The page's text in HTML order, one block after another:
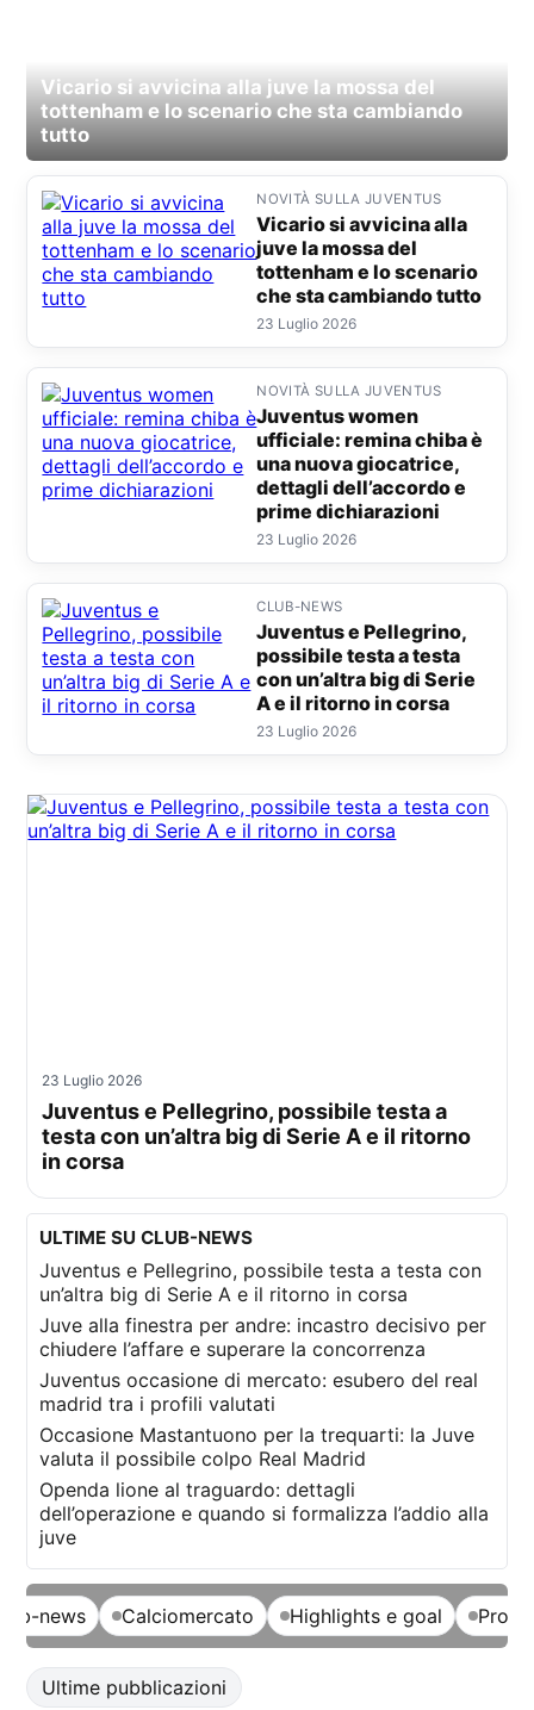
Vicario si avvicina alla juve la mossa del
tottenham e lo scenario che sta cambiando
tutto
NOVITÀ SULLA JUVENTUS
Vicario si avvicina alla
juve la mossa del
tottenham e lo scenario
che sta cambiando tutto
23 Luglio 2026
NOVITÀ SULLA JUVENTUS
Juventus women
ufficiale: remina chiba è
una nuova giocatrice,
dettagli dell’accordo e
prime dichiarazioni
23 Luglio 2026
CLUB-NEWS
Juventus e Pellegrino,
possibile testa a testa
con un’altra big di Serie
A e il ritorno in corsa
23 Luglio 2026
23 Luglio 2026
Juventus e Pellegrino, possibile testa a
testa con un’altra big di Serie A e il ritorno
in corsa
ULTIME SU CLUB-NEWS
Juventus e Pellegrino, possibile testa a testa con
un’altra big di Serie A e il ritorno in corsa
Juve alla finestra per andre: incastro decisivo per
chiudere l’affare e superare la concorrenza
Juventus occasione di mercato: esubero del real
madrid tra i profili valutati
Occasione Mastantuono per la trequarti: la Juve
valuta il possibile colpo Real Madrid
Openda lione al traguardo: dettagli
dell’operazione e quando si formalizza l’addio alla
juve
news Calciomercato Highlights e goal
Ultime pubblicazioni